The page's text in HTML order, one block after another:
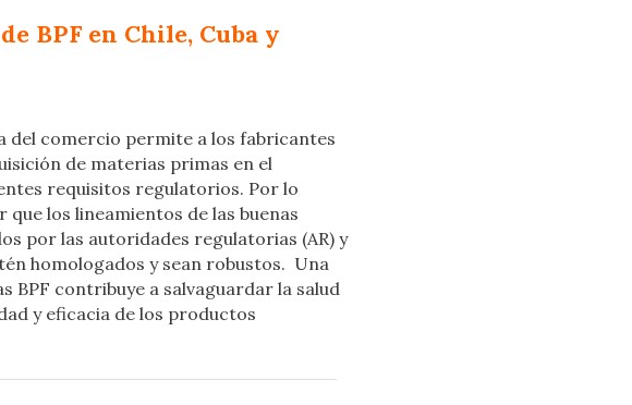
BPF en Chile, Cuba y
del comercio permite a los fabricantes
de materias primas en el
requisitos regulatorios. Por lo
los lineamientos de las buenas
por las autoridades regulatorias (AR) y
homologados y sean robustos. Una
BPF contribuye a salvaguardar la salud
y eficacia de los productos